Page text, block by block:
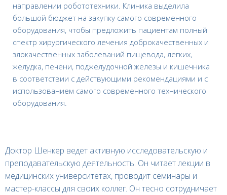
направлении робототехники. Клиника выделила
большой бюджет на закупку самого современного
оборудования, чтобы предложить пациентам полный
спектр хирургического лечения доброкачественных и
злокачественных заболеваний пищевода, легких,
желудка, печени, поджелудочной железы и кишечника
в соответствии с действующими рекомендациями и с
использованием самого современного технического
оборудования.
Доктор Шенкер ведет активную исследовательскую и
преподавательскую деятельность. Он читает лекции в
медицинских университетах, проводит семинары и
мастер-классы для своих коллег. Он тесно сотрудничает